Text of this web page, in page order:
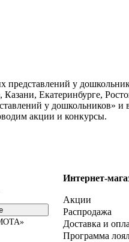
представлений у
Екатеринбурге,
у дошкольников»
акции и конкурсы.
Интернет-
Акции
Распродажа
Доставка и
Программа